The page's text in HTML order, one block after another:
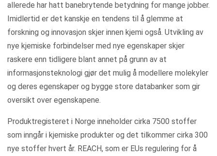
allerede har hatt banebrytende betydning for mange jobber.
Imidlertid er det kanskje en tendens til å glemme at
forskning og innovasjon skjer innen kjemi også. Utvikling av
nye kjemiske forbindelser med nye egenskaper skjer
raskere enn tidligere blant annet på grunn av at
informasjonsteknologi gjør det mulig å modellere molekyler
og deres egenskaper og bygge store databanker som gir
oversikt over egenskapene.
Produktregisteret i Norge inneholder cirka 7500 stoffer
som inngår i kjemiske produkter og det tilkommer cirka 300
nye stoffer hvert år. REACH, som er EUs regulering for å